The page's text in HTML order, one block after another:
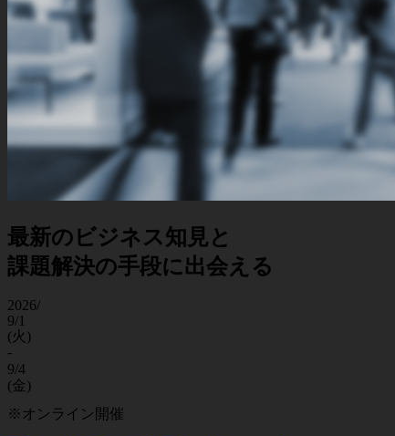
最新のビジネス知見と
課題解決の手段に出会える
2026/
9/1
(火)
-
9/4
(金)
※オンライン開催